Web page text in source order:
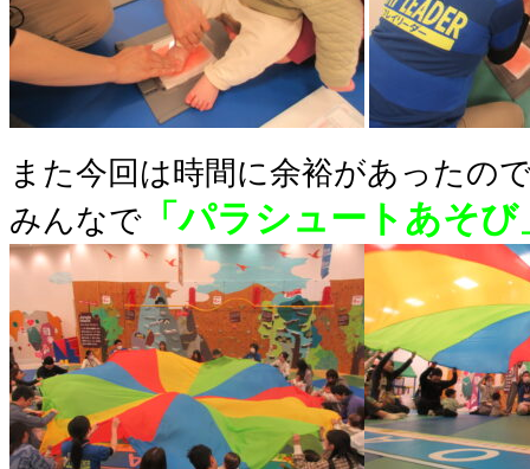
また今回は時間に余裕があったの
みんなで 「パラシュートあそび